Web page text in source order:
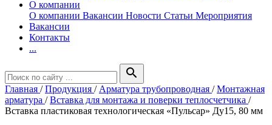
О компании
О компании Вакансии Новости Статьи Мероприятия
Вакансии
Контакты
...
search
Главная /Продукция / Арматура трубопроводная /Монтажная
арматура /Вставка для монтажа и поверки теплосчетчика /
Вставка пластиковая технологическая «Пульсар» Ду15, 80 мм